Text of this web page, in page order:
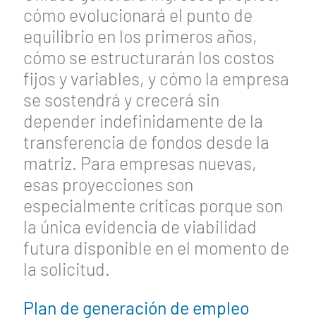
cómo evolucionará el punto de
equilibrio en los primeros años,
cómo se estructurarán los costos
fijos y variables, y cómo la empresa
se sostendrá y crecerá sin
depender indefinidamente de la
transferencia de fondos desde la
matriz. Para empresas nuevas,
esas proyecciones son
especialmente críticas porque son
la única evidencia de viabilidad
futura disponible en el momento de
la solicitud.
Plan de generación de empleo